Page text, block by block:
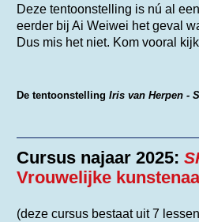
Deze tentoonstelling is nú al
eerder bij Ai Weiwei het geval
Dus mis het niet. Kom vooral
De tentoonstellingIris van Herpen -
Cursus najaar 2025:
Vrouwelijke
(deze cursus bestaat uit 7